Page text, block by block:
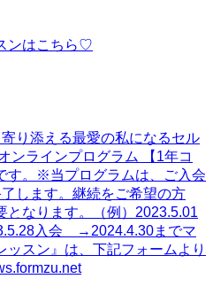
ンはこちら♡
り添える最愛の私になるセル
ンラインプログラム 【1年コ
す。※当プログラムは、ご入会
します。継続をご希望の方
となります。（例）2023.5.01
入会 →2024.4.30までマ
ッスン』は、下記フォームより